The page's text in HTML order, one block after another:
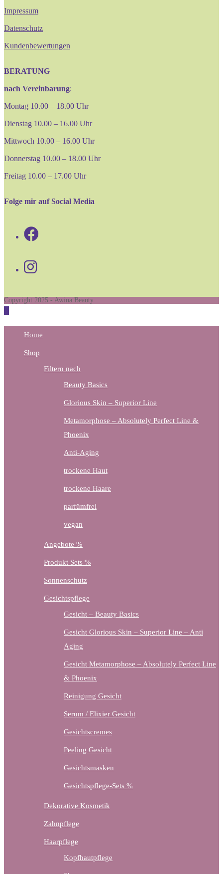
Impressum
Datenschutz
Kundenbewertungen
BERATUNG
nach Vereinbarung:
Montag 10.00 – 18.00 Uhr
Dienstag 10.00 – 16.00 Uhr
Mittwoch 10.00 – 16.00 Uhr
Donnerstag 10.00 – 18.00 Uhr
Freitag 10.00 – 17.00 Uhr
Folge mir auf Social Media
tab
Copyright 2025 - Awina Beauty
Home
Shop
Filtern nach
Beauty Basics
Glorious Skin – Superior Line
Metamorphose – Absolutely Perfect Line &
Phoenix
Anti-Aging
trockene Haut
trockene Haare
parfümfrei
vegan
Angebote %
Produkt Sets %
Sonnenschutz
Gesichtspflege
Gesicht – Beauty Basics
Gesicht Glorious Skin – Superior Line – Anti
Aging
Gesicht Metamorphose – Absolutely Perfect Line
& Phoenix
Reinigung Gesicht
Serum / Elixier Gesicht
Gesichtscremes
Peeling Gesicht
Gesichtsmasken
Gesichtspflege-Sets %
Dekorative Kosmetik
Zahnpflege
Haarpflege
Kopfhautpflege